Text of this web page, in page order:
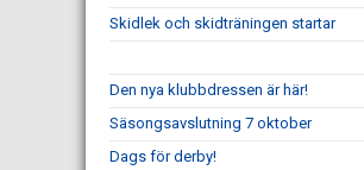
Skidlek och skidträningen startar
Den nya klubbdressen är här!
Säsongsavslutning 7 oktober
Dags för derby!